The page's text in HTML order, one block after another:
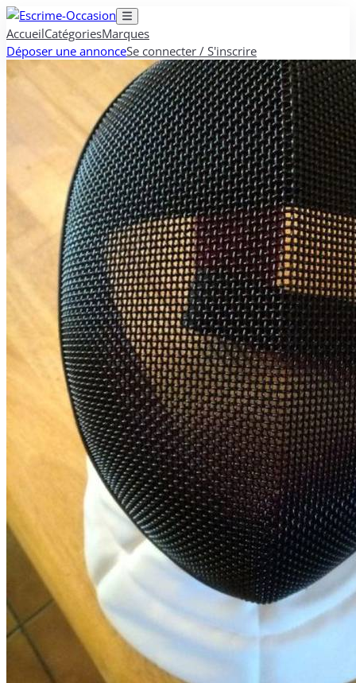
AccueilCatégoriesMarques
Déposer une annonceSe connecter / S'inscrire